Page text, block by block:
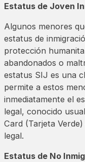
Estatus de Joven
Algunos menores
estatus de
protección
abandonados o
estatus SIJ es una
permite a estos
inmediatamente el
legal, conocido
Card (Tarjeta
legal.
Estatus de No